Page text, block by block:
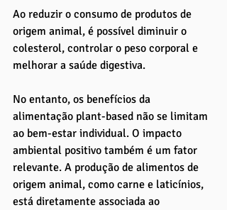
Ao reduzir o consumo de produtos de
origem animal, é possível diminuir o
colesterol, controlar o peso corporal e
melhorar a saúde digestiva.
No entanto, os benefícios da
alimentação plant-based não se limitam
ao bem-estar individual. O impacto
ambiental positivo também é um fator
relevante. A produção de alimentos de
origem animal, como carne e laticínios,
está diretamente associada ao